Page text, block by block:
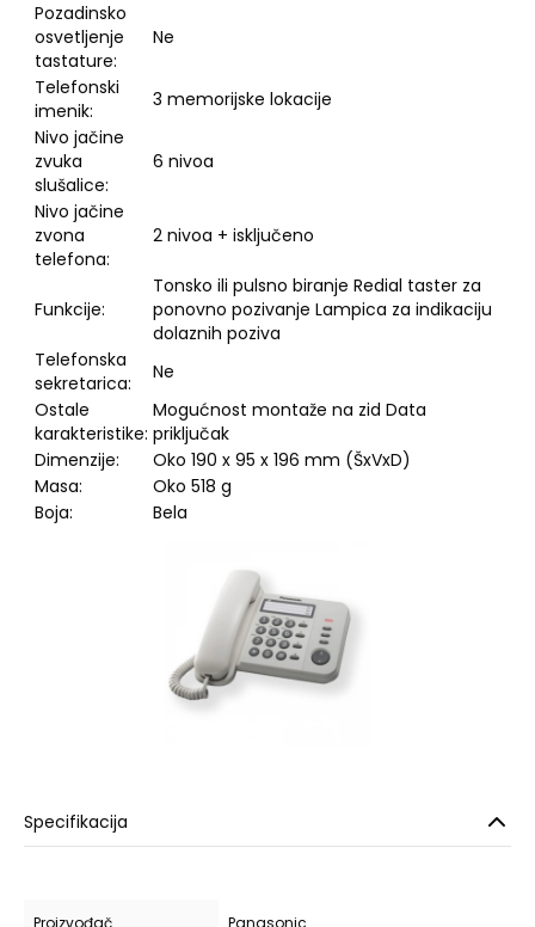
Pozadinsko
osvetljenje
tastature:
Ne
Telefonski
imenik:
3 memorijske lokacije
Nivo jačine
zvuka
slušalice:
6 nivoa
Nivo jačine
zvona
telefona:
2 nivoa + isključeno
Funkcije:
Tonsko ili pulsno biranje Redial taster za
ponovno pozivanje Lampica za indikaciju
dolaznih poziva
Telefonska
sekretarica:
Ne
Ostale
karakteristike:
Mogućnost montaže na zid Data
priključak
Dimenzije:
Oko 190 x 95 x 196 mm (ŠxVxD)
Masa:
Oko 518 g
Boja:
Bela
Specifikacija
Proizvođač Panasonic